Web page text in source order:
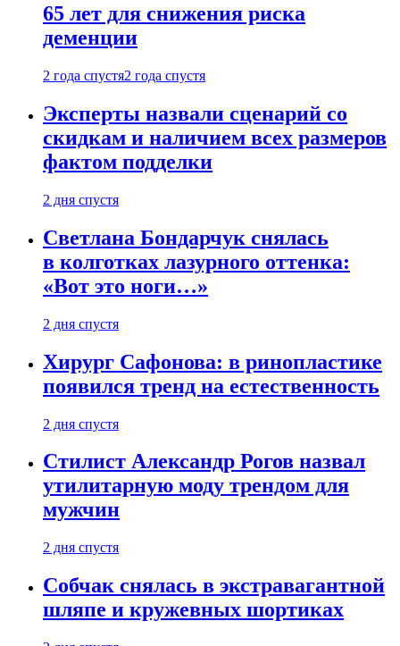
65 лет для снижения риска
деменции
2 года спустя2 года спустя
Эксперты назвали сценарий со
скидкам и наличием всех размеров
фактом подделки
2 дня спустя
Светлана Бондарчук снялась
в колготках лазурного оттенка:
«Вот это ноги…»
2 дня спустя
Хирург Сафонова: в ринопластике
появился тренд на естественность
2 дня спустя
Стилист Александр Рогов назвал
утилитарную моду трендом для
мужчин
2 дня спустя
Собчак снялась в экстравагантной
шляпе и кружевных шортиках